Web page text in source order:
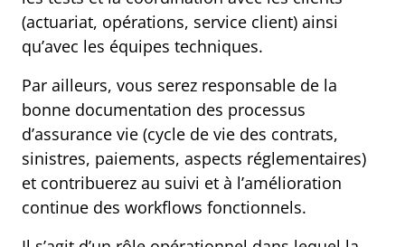
(actuariat, opérations, service client) ainsi
qu’avec les équipes techniques.
Par ailleurs, vous serez responsable de la
bonne documentation des processus
d’assurance vie (cycle de vie des contrats,
sinistres, paiements, aspects réglementaires)
et contribuerez au suivi et à l’amélioration
continue des workflows fonctionnels.